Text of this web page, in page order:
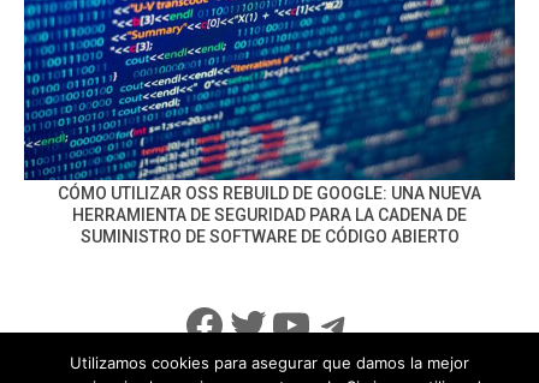
CÓMO UTILIZAR OSS REBUILD DE GOOGLE: UNA NUEVA
HERRAMIENTA DE SEGURIDAD PARA LA CADENA DE
SUMINISTRO DE SOFTWARE DE CÓDIGO ABIERTO
Facebook
Twitter
YouTube
Telegram
Utilizamos cookies para asegurar que damos la mejor